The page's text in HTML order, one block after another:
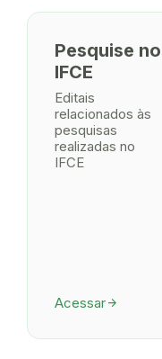
Pesquise no
IFCE
Editais
relacionados às
pesquisas
realizadas no
IFCE
Acessararrow_forward